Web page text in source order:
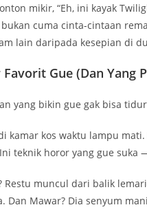
mikir, “Eh, ini kayak
cuma cinta-cintaan
lain daripada kesepian di
Gue (Dan Yang
yang bikin gue gak bisa
kamar kos waktu lampu
teknik horor yang gue suka
Restu muncul dari balik
Dan Mawar? Dia senyum